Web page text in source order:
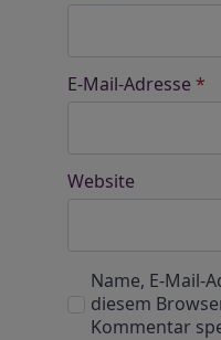
E-Mail-Adresse *
Website
Name, E-Mail-
diesem
Kommentar